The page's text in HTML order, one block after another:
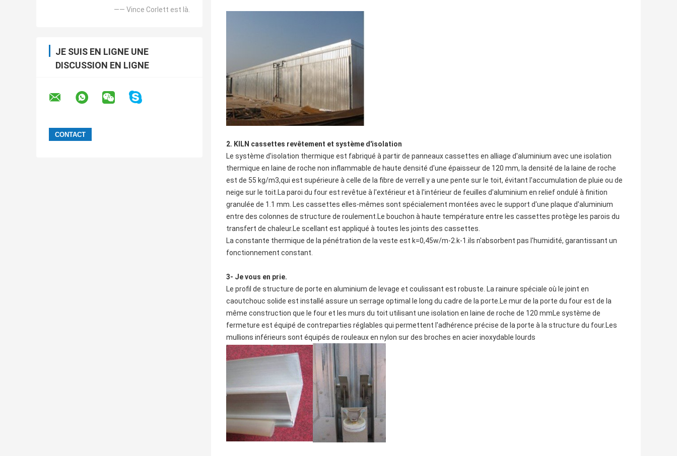
—— Vince Corlett est là.
JE SUIS EN LIGNE UNE
DISCUSSION EN LIGNE
2. KILN cassettes revêtement et système d'isolation
Le système d'isolation thermique est fabriqué à partir de panneaux cassettes en alliage d'aluminium avec une isolation
thermique en laine de roche non inflammable de haute densité d'une épaisseur de 120 mm, la densité de la laine de roche
est de 55 kg/m3,qui est supérieure à celle de la fibre de verreIl y a une pente sur le toit, évitant l'accumulation de pluie ou de
neige sur le toit.La paroi du four est revêtue à l'extérieur et à l'intérieur de feuilles d'aluminium en relief ondulé à finition
granulée de 1.1 mm. Les cassettes elles-mêmes sont spécialement montées avec le support d'une plaque d'aluminium
entre des colonnes de structure de roulement.Le bouchon à haute température entre les cassettes protège les parois du
transfert de chaleur.Le scellant est appliqué à toutes les joints des cassettes.
La constante thermique de la pénétration de la veste est k=0,45w/m-2.k-1.ils n'absorbent pas l'humidité, garantissant un
fonctionnement constant.
3- Je vous en prie.
Le profil de structure de porte en aluminium de levage et coulissant est robuste. La rainure spéciale où le joint en
caoutchouc solide est installé assure un serrage optimal le long du cadre de la porte.Le mur de la porte du four est de la
même construction que le four et les murs du toit utilisant une isolation en laine de roche de 120 mmLe système de
fermeture est équipé de contreparties réglables qui permettent l'adhérence précise de la porte à la structure du four.Les
mullions inférieurs sont équipés de rouleaux en nylon sur des broches en acier inoxydable lourds